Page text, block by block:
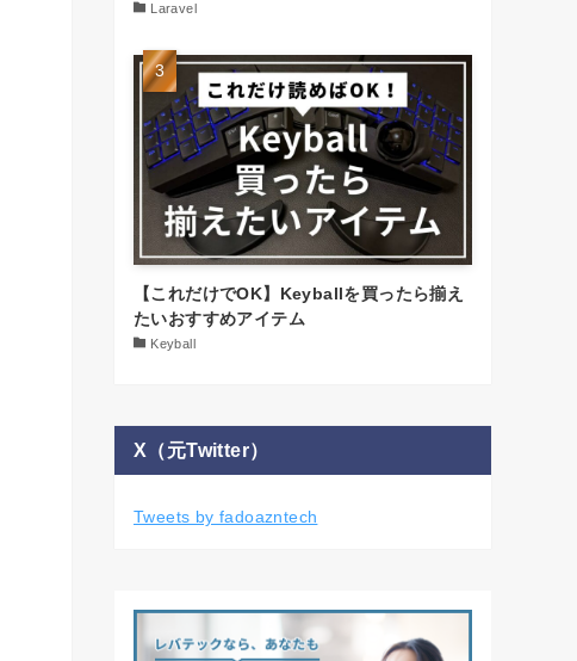
Laravel
【これだけでOK】Keyballを買ったら揃え
たいおすすめアイテム
Keyball
X（元Twitter）
Tweets by fadoazntech